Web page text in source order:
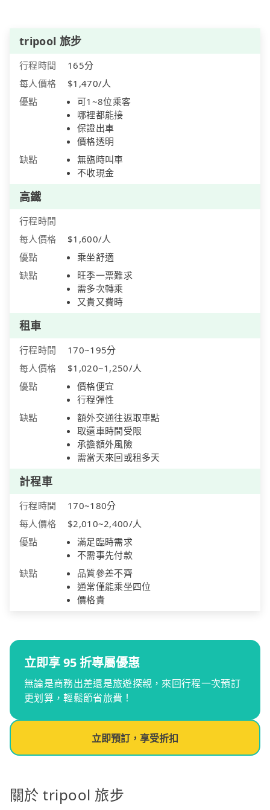
tripool 旅步
行程時間
165分
每人價格
$1,470/人
優點
可1~8位乘客
哪裡都能接
保證出車
價格透明
缺點
無臨時叫車
不收現金
高鐵
行程時間
每人價格
$1,600/人
優點
乘坐舒適
缺點
旺季一票難求
需多次轉乘
又貴又費時
租車
行程時間
170~195分
每人價格
$1,020~1,250/人
優點
價格便宜
行程彈性
缺點
額外交通往返取車點
取還車時間受限
承擔額外風險
需當天來回或租多天
計程車
行程時間
170~180分
每人價格
$2,010~2,400/人
優點
滿足臨時需求
不需事先付款
缺點
品質參差不齊
通常僅能乘坐四位
價格貴
立即享 95 折專屬優惠
無論是商務出差還是旅遊探親，來回行程一次預訂
更划算，輕鬆節省旅費！
立即預訂，享受折扣
關於 tripool 旅步